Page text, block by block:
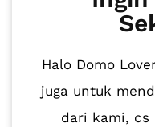
Halo Domo
juga untuk
dari kami, cs